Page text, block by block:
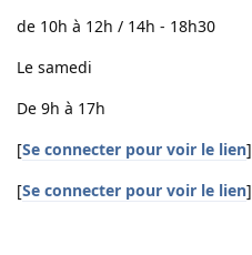
de 10h à 12h / 14h - 18h30
Le samedi
De 9h à 17h
[Se connecter pour voir le lien]
[Se connecter pour voir le lien]